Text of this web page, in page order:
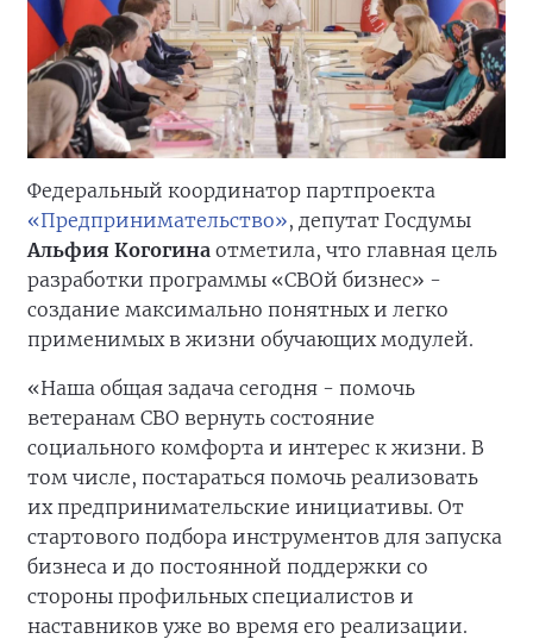
Федеральный координатор партпроекта
«Предпринимательство», депутат Госдумы
Альфия Когогина отметила, что главная цель
разработки программы «СВОй бизнес» -
создание максимально понятных и легко
применимых в жизни обучающих модулей.
«Наша общая задача сегодня - помочь
ветеранам СВО вернуть состояние
социального комфорта и интерес к жизни. В
том числе, постараться помочь реализовать
их предпринимательские инициативы. От
стартового подбора инструментов для запуска
бизнеса и до постоянной поддержки со
стороны профильных специалистов и
наставников уже во время его реализации.